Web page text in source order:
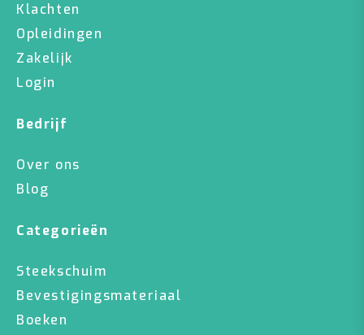
Klachten
Opleidingen
Zakelijk
Login
Bedrijf
Over ons
Blog
Categorieën
Steekschuim
Bevestigingsmateriaal
Boeken